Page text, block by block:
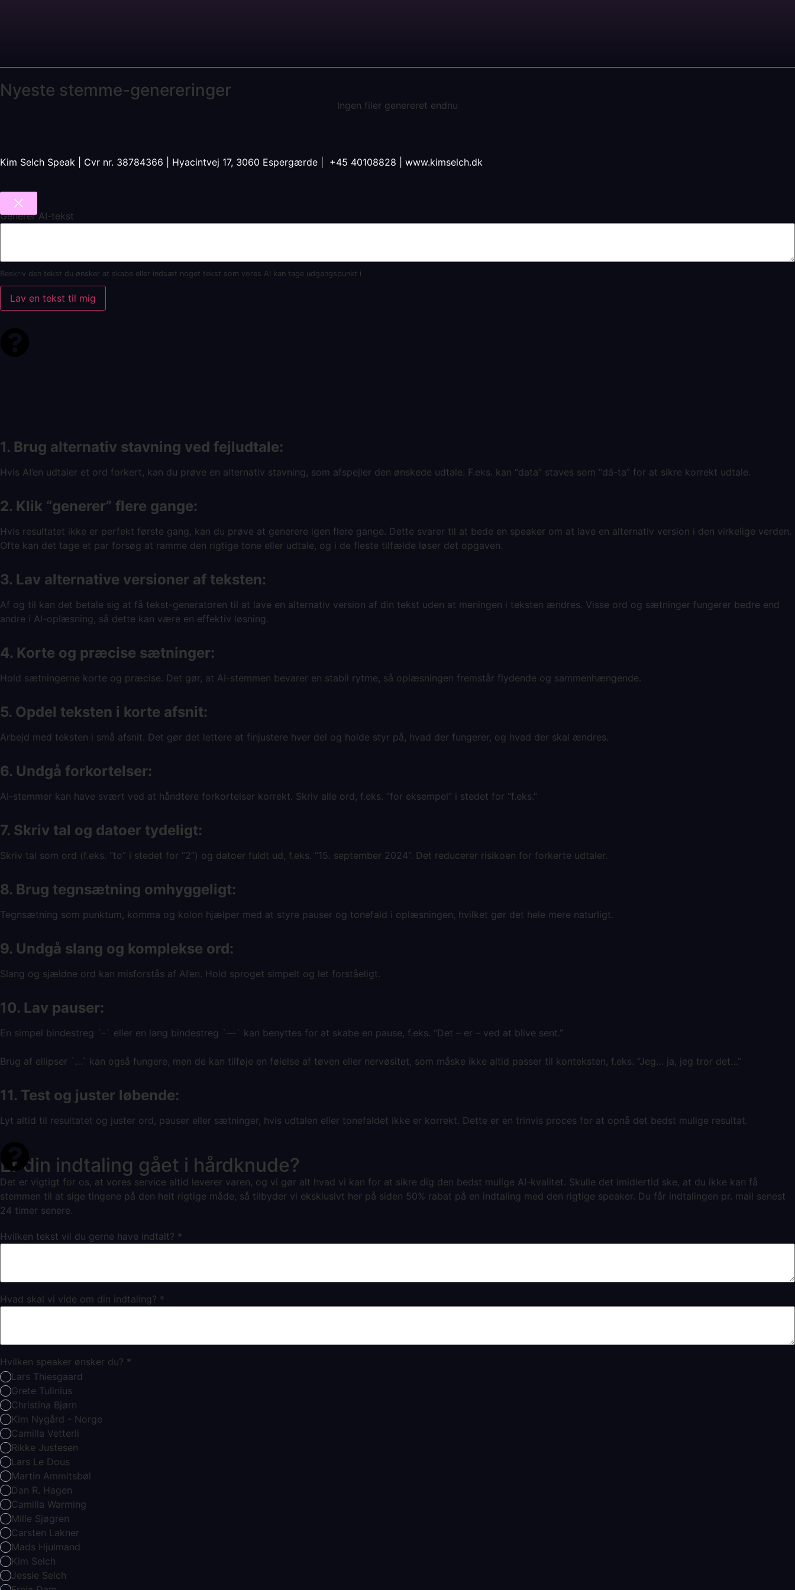
Nyeste stemme-genereringer
Ingen filer genereret endnu
Kim Selch Speak | Cvr nr. 38784366 | Hyacintvej 17, 3060 Espergærde | +45 40108828 | www.kimselch.dk
Generér AI-tekst
Beskriv den tekst du ønsker at skabe eller indsæt noget tekst som vores AI kan tage udgangspunkt i
Lav en tekst til mig
1. Brug alternativ stavning ved fejludtale:
Hvis AI’en udtaler et ord forkert, kan du prøve en alternativ stavning, som afspejler den ønskede udtale. F.eks. kan “data” staves som “dá-ta” for at sikre korrekt udtale.
2. Klik “generer” flere gange:
Hvis resultatet ikke er perfekt første gang, kan du prøve at generere igen flere gange. Dette svarer til at bede en speaker om at lave en alternativ version i den virkelige verden.
Ofte kan det tage et par forsøg at ramme den rigtige tone eller udtale, og i de fleste tilfælde løser det opgaven.
3. Lav alternative versioner af teksten:
Af og til kan det betale sig at få tekst-generatoren til at lave en alternativ version af din tekst uden at meningen i teksten ændres. Visse ord og sætninger fungerer bedre end
andre i AI-oplæsning, så dette kan være en effektiv løsning.
4. Korte og præcise sætninger:
Hold sætningerne korte og præcise. Det gør, at AI-stemmen bevarer en stabil rytme, så oplæsningen fremstår flydende og sammenhængende.
5. Opdel teksten i korte afsnit:
Arbejd med teksten i små afsnit. Det gør det lettere at finjustere hver del og holde styr på, hvad der fungerer, og hvad der skal ændres.
6. Undgå forkortelser:
AI-stemmer kan have svært ved at håndtere forkortelser korrekt. Skriv alle ord, f.eks. “for eksempel” i stedet for “f.eks.”
7. Skriv tal og datoer tydeligt:
Skriv tal som ord (f.eks. “to” i stedet for “2”) og datoer fuldt ud, f.eks. “15. september 2024”. Det reducerer risikoen for forkerte udtaler.
8. Brug tegnsætning omhyggeligt:
Tegnsætning som punktum, komma og kolon hjælper med at styre pauser og tonefald i oplæsningen, hvilket gør det hele mere naturligt.
9. Undgå slang og komplekse ord:
Slang og sjældne ord kan misforstås af AI’en. Hold sproget simpelt og let forståeligt.
10. Lav pauser:
En simpel bindestreg `-` eller en lang bindestreg `—` kan benyttes for at skabe en pause, f.eks. “Det – er – ved at blive sent.”
Brug af ellipser `…` kan også fungere, men de kan tilføje en følelse af tøven eller nervøsitet, som måske ikke altid passer til konteksten, f.eks. “Jeg… ja, jeg tror det…”
11. Test og juster løbende:
Lyt altid til resultatet og juster ord, pauser eller sætninger, hvis udtalen eller tonefaldet ikke er korrekt. Dette er en trinvis proces for at opnå det bedst mulige resultat.
Er din indtaling gået i hårdknude?
Det er vigtigt for os, at vores service altid leverer varen, og vi gør alt hvad vi kan for at sikre dig den bedst mulige AI-kvalitet. Skulle det imidlertid ske, at du ikke kan få
stemmen til at sige tingene på den helt rigtige måde, så tilbyder vi eksklusivt her på siden 50% rabat på en indtaling med den rigtige speaker. Du får indtalingen pr. mail senest
24 timer senere.
Hvilken tekst vil du gerne have indtalt? *
Hvad skal vi vide om din indtaling? *
Hvilken speaker ønsker du? *
Lars Thiesgaard
Grete Tulinius
Christina Bjørn
Kim Nygård - Norge
Camilla Vetterli
Rikke Justesen
Lars Le Dous
Martin Ammitsbøl
Dan R. Hagen
Camilla Warming
Mille Sjøgren
Carsten Lakner
Mads Hjulmand
Kim Selch
Jessie Selch